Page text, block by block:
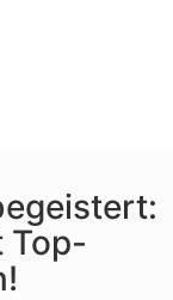
Top-